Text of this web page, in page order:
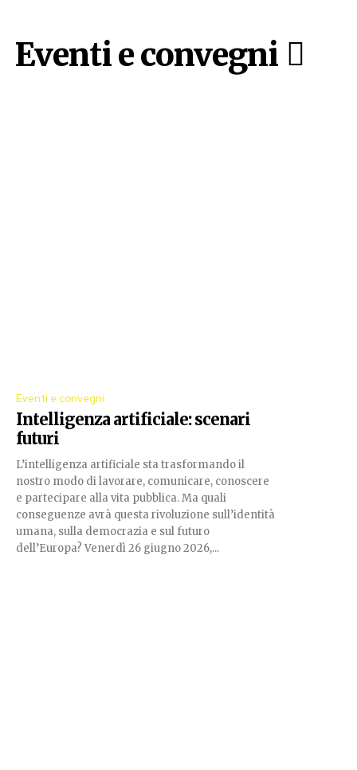
Eventi e convegni
Eventi e convegni
Intelligenza artificiale: scenari
futuri
L’intelligenza artificiale sta trasformando il
nostro modo di lavorare, comunicare, conoscere
e partecipare alla vita pubblica. Ma quali
conseguenze avrà questa rivoluzione sull’identità
umana, sulla democrazia e sul futuro
dell’Europa? Venerdì 26 giugno 2026,...